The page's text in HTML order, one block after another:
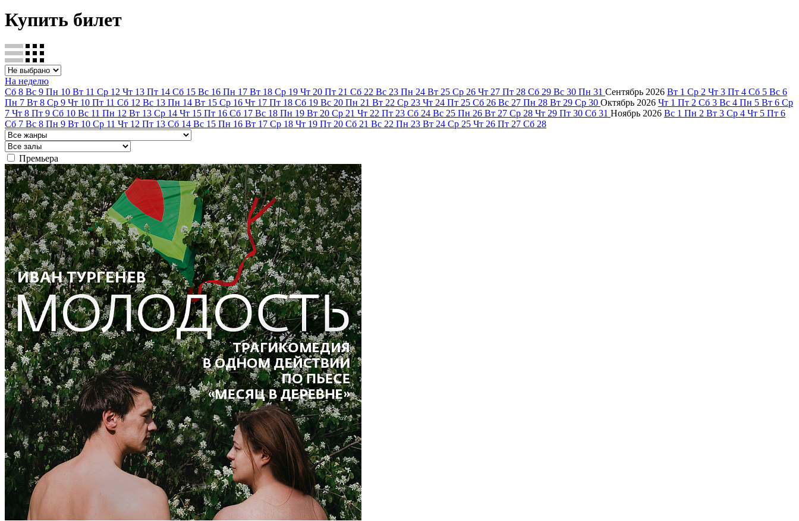
Купить билет
На неделю
Сб 8 Вс 9 Пн 10 Вт 11 Ср 12 Чт 13 Пт 14 Сб 15 Вс 16 Пн 17 Вт 18 Ср 19 Чт 20 Пт 21 Сб 22 Вс 23 Пн 24 Вт 25 Ср 26 Чт 27 Пт 28 Сб 29 Вс 30 Пн 31 Сентябрь 2026 Вт 1 Ср 2 Чт 3 Пт 4 Сб 5 Вс 6
Пн 7 Вт 8 Ср 9 Чт 10 Пт 11 Сб 12 Вс 13 Пн 14 Вт 15 Ср 16 Чт 17 Пт 18 Сб 19 Вс 20 Пн 21 Вт 22 Ср 23 Чт 24 Пт 25 Сб 26 Вс 27 Пн 28 Вт 29 Ср 30 Октябрь 2026 Чт 1 Пт 2 Сб 3 Вс 4 Пн 5 Вт 6 Ср
7 Чт 8 Пт 9 Сб 10 Вс 11 Пн 12 Вт 13 Ср 14 Чт 15 Пт 16 Сб 17 Вс 18 Пн 19 Вт 20 Ср 21 Чт 22 Пт 23 Сб 24 Вс 25 Пн 26 Вт 27 Ср 28 Чт 29 Пт 30 Сб 31 Ноябрь 2026 Вс 1 Пн 2 Вт 3 Ср 4 Чт 5 Пт 6
Сб 7 Вс 8 Пн 9 Вт 10 Ср 11 Чт 12 Пт 13 Сб 14 Вс 15 Пн 16 Вт 17 Ср 18 Чт 19 Пт 20 Сб 21 Вс 22 Пн 23 Вт 24 Ср 25 Чт 26 Пт 27 Сб 28
Премьера